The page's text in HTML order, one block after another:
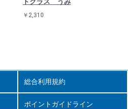
￥2,310
総合利用規約
ポイントガイドライン